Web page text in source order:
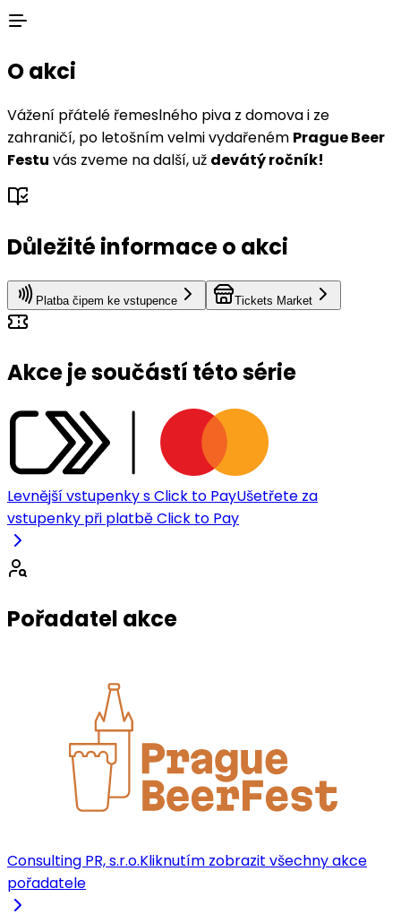
O akci
Vážení přátelé řemeslného piva z domova i ze
zahraničí, po letošním velmi vydařeném Prague Beer
Festu vás zveme na další, už devátý ročník!
Důležité informace o akci
Platba čipem ke vstupence Tickets Market
Akce je součástí této série
Levnější vstupenky s Click to PayUšetřete za
vstupenky při platbě Click to Pay
Pořadatel akce
Consulting PR, s.r.o.Kliknutím zobrazit všechny akce
pořadatele